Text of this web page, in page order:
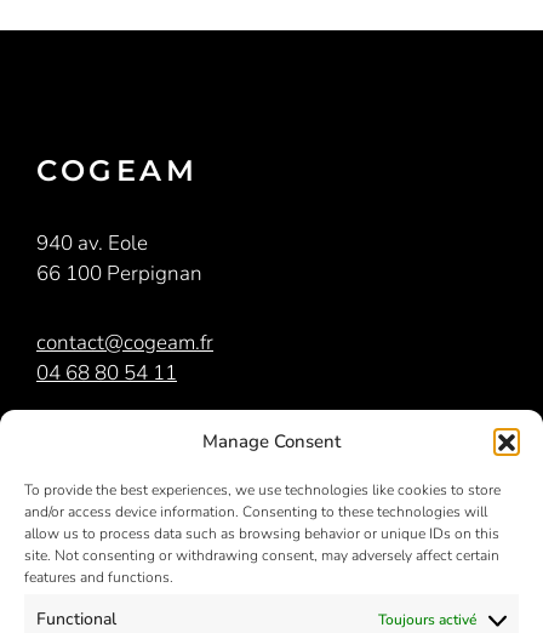
Manage Consent
To provide the best experiences, we use technologies like cookies to store
and/or access device information. Consenting to these technologies will
allow us to process data such as browsing behavior or unique IDs on this
site. Not consenting or withdrawing consent, may adversely affect certain
features and functions.
Functional Toujours activé
COGEAM
940 av. Eole
66 100 Perpignan
contact@cogeam.fr
04 68 80 54 11
est membre dugroupe Orri